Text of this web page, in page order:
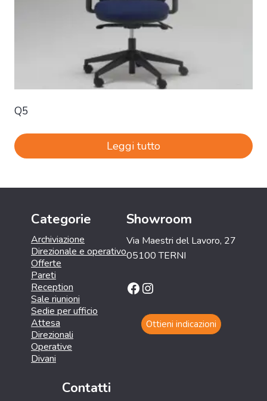
Q5
Leggi tutto
Categorie
Archiviazione
Direzionale e operativo
Offerte
Pareti
Reception
Sale riunioni
Sedie per ufficio
Attesa
Direzionali
Operative
Divani
Showroom
Via Maestri del Lavoro, 27
05100 TERNI
Facebook
Instagram
Ottieni indicazioni
Contatti